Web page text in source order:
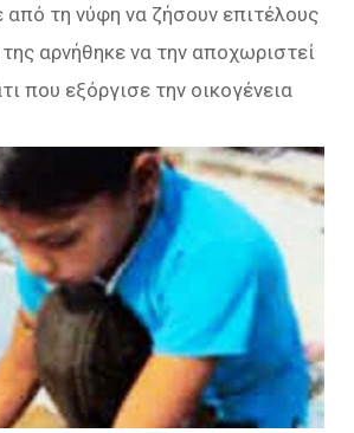
τη νύφη να ζήσουν επιτέλους
αρνήθηκε να την αποχωριστεί
που εξόργισε την οικογένεια